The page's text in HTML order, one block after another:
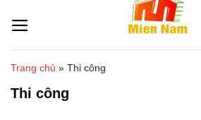
qua
Trang chủ » Thi công
Thi công